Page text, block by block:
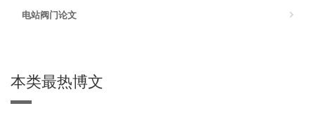
电站阀门论文
本类最热博文